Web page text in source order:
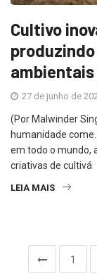
Cultivo
27 de junho de
(Por Malwinder
humanidade
em todo o mundo,
criativas de cultivá
LEIA MAIS
1